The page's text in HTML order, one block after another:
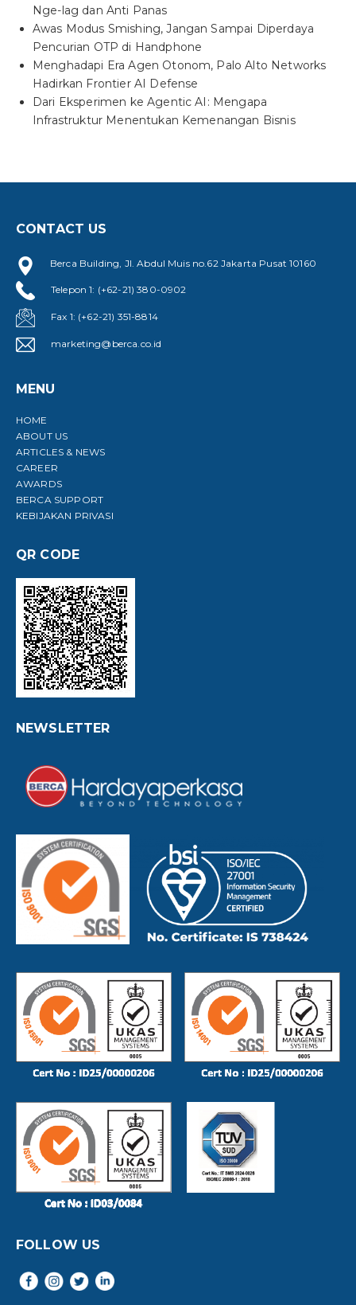
Nge-lag dan Anti Panas
Awas Modus Smishing, Jangan Sampai Diperdaya
Pencurian OTP di Handphone
Menghadapi Era Agen Otonom, Palo Alto Networks
Hadirkan Frontier AI Defense
Dari Eksperimen ke Agentic AI: Mengapa
Infrastruktur Menentukan Kemenangan Bisnis
CONTACT US
Berca Building, Jl. Abdul Muis no.62 Jakarta Pusat 10160
Telepon 1: (+62-21) 380-0902
Fax 1: (+62-21) 351-8814
marketing@berca.co.id
MENU
HOME
ABOUT US
ARTICLES & NEWS
CAREER
AWARDS
BERCA SUPPORT
KEBIJAKAN PRIVASI
QR CODE
NEWSLETTER
FOLLOW US